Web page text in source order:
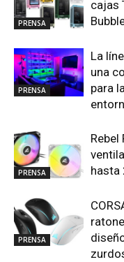
PRENSA
cajas
PRENSA
La
una
para
PRENSA
Rebel
hasta
PRENSA